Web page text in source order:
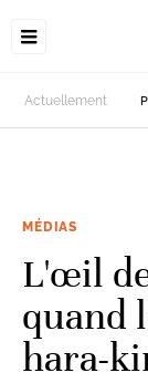
Actuellement
MÉDIAS
L'œil
quand
hara-